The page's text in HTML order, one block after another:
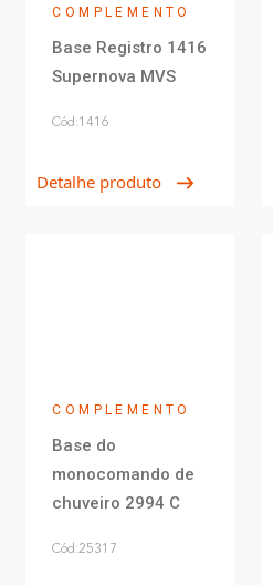
COMPLEMENTO
Base Registro 1416
Supernova MVS
Cód:1416
Detalhe produto
COMPLEMENTO
Base do
monocomando de
chuveiro 2994 C
Cód:25317